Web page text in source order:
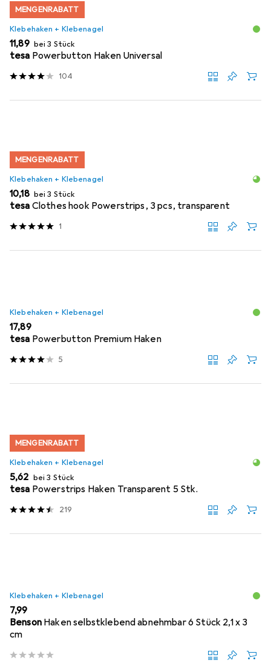
MENGENRABATT
Klebehaken + Klebenagel
EUR
11,89 bei 3 Stück
tesa Powerbutton Haken Universal
104
MENGENRABATT
Klebehaken + Klebenagel
EUR
10,18 bei 3 Stück
tesa Clothes hook Powerstrips, 3 pcs, transparent
1
Klebehaken + Klebenagel
EUR
17,89
tesa Powerbutton Premium Haken
5
MENGENRABATT
Klebehaken + Klebenagel
EUR
5,62 bei 3 Stück
tesa Powerstrips Haken Transparent 5 Stk.
219
Klebehaken + Klebenagel
EUR
7,99
Benson Haken selbstklebend abnehmbar 6 Stück 2,1 x 3
cm